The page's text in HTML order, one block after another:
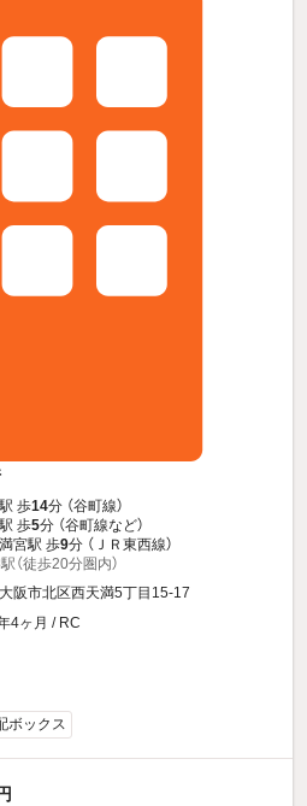
歩14分 （谷町線）
歩5分 （谷町線など）
宮駅 歩9分 （ＪＲ東西線）
（徒歩20分圏内）
阪市北区西天満5丁目15-17
4ヶ月 / RC
ボックス